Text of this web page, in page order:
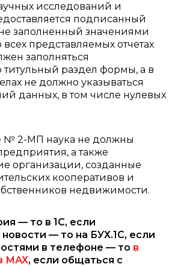
исследований и
подписанный
не заполненный значениями
всех представляемых отчетах
заполняться
раздел формы, а в
не должно указываться
данных, в том числе нулевых
№ 2-МП наука не должны
а также
организации, созданные
кооперативов и
недвижимости.
— то в 1С, если
новости — то на БУХ.1С, если
в телефоне — то в
МАХ, если общаться с